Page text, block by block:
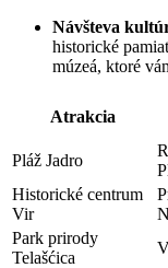
Návšteva
historické
múzeá, ktoré
Atrakcia
Pláž Jadro
Historické centrum
Vir
Park prirody
Telašćica